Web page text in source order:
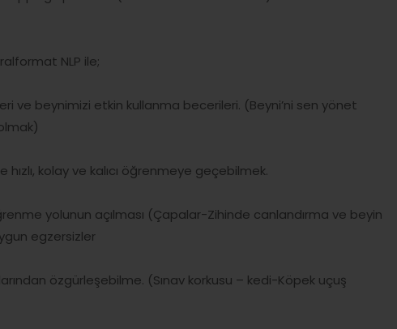
NLP ile;
ve beynimizi etkin kullanma becerileri. (Beyni’ni sen yönet
kolay ve kalıcı öğrenmeye geçebilmek.
yolunun açılması (Çapalar-Zihinde canlandırma ve beyin
egzersizler
özgürleşebilme. (Sınav korkusu – kedi-Köpek uçuş